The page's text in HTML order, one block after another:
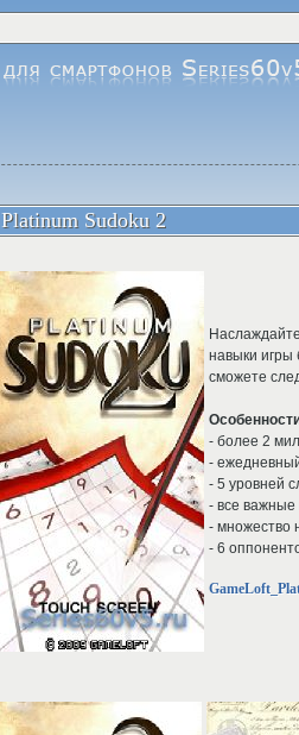
Platinum Sudoku 2
навыки игры
сможете
- более 2
-
- 5 уровней
- все важные
- множество
- 6